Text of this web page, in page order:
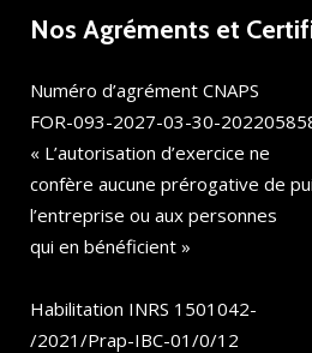
Nos Agréments et
Numéro d’agrément CNAPS
FOR-093-2027-03-30-
« L’autorisation d’exercice ne
confère aucune prérogative de
l’entreprise ou aux personnes
qui en bénéficient »
Habilitation INRS 1501042-
/2021/Prap-IBC-01/0/12